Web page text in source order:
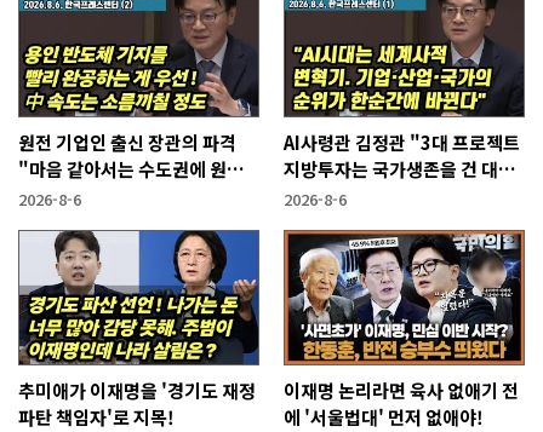
원전 기업인 출신 장관의 파격
"마음 같아서는 수도권에 원전
짓고싶다"
2026-8-6
AI사령관 김정관 "3대 프로젝트
지방투자는 국가생존을 건 대전
략"
2026-8-6
추미애가 이재명을 '경기도 재정
파탄 책임자'로 지목!
이재명 논리라면 육사 없애기 전
에 '서울법대' 먼저 없애야!